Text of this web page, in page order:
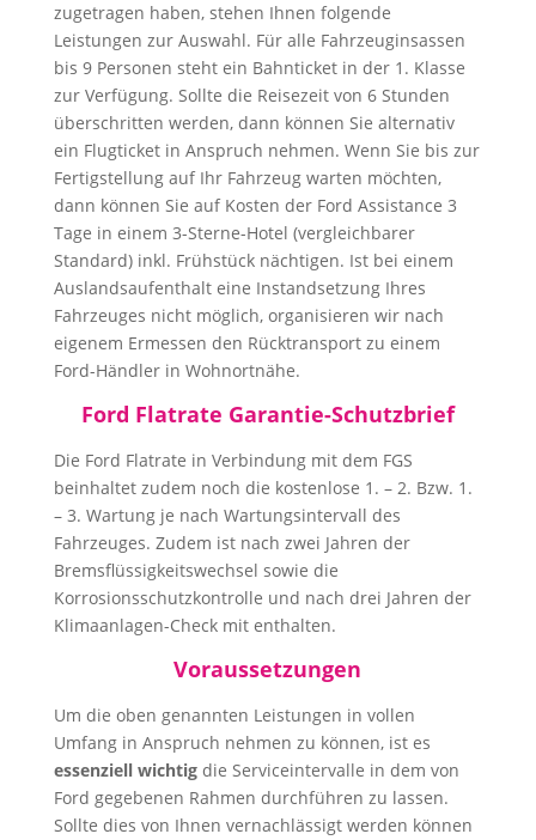
zugetragen haben, stehen Ihnen folgende
Leistungen zur Auswahl. Für alle Fahrzeuginsassen
bis 9 Personen steht ein Bahnticket in der 1. Klasse
zur Verfügung. Sollte die Reisezeit von 6 Stunden
überschritten werden, dann können Sie alternativ
ein Flugticket in Anspruch nehmen. Wenn Sie bis zur
Fertigstellung auf Ihr Fahrzeug warten möchten,
dann können Sie auf Kosten der Ford Assistance 3
Tage in einem 3-Sterne-Hotel (vergleichbarer
Standard) inkl. Frühstück nächtigen. Ist bei einem
Auslandsaufenthalt eine Instandsetzung Ihres
Fahrzeuges nicht möglich, organisieren wir nach
eigenem Ermessen den Rücktransport zu einem
Ford-Händler in Wohnortnähe.
Ford Flatrate Garantie-Schutzbrief
Die Ford Flatrate in Verbindung mit dem FGS
beinhaltet zudem noch die kostenlose 1. – 2. Bzw. 1.
– 3. Wartung je nach Wartungsintervall des
Fahrzeuges. Zudem ist nach zwei Jahren der
Bremsflüssigkeitswechsel sowie die
Korrosionsschutzkontrolle und nach drei Jahren der
Klimaanlagen-Check mit enthalten.
Voraussetzungen
Um die oben genannten Leistungen in vollen
Umfang in Anspruch nehmen zu können, ist es
essenziell wichtigdie Serviceintervalle in dem von
Ford gegebenen Rahmen durchführen zu lassen.
Sollte dies von Ihnen vernachlässigt werden können